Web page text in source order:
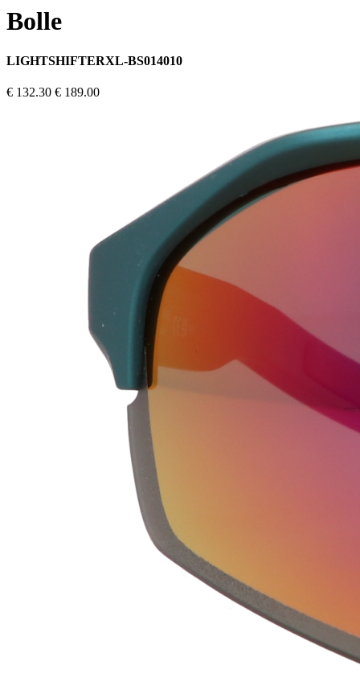
Bolle
LIGHTSHIFTERXL-BS014010
€ 132.30 € 189.00